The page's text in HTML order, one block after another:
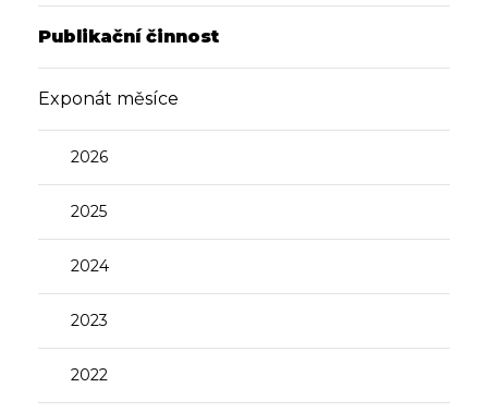
Publikační činnost
Exponát měsíce
2026
2025
2024
2023
2022